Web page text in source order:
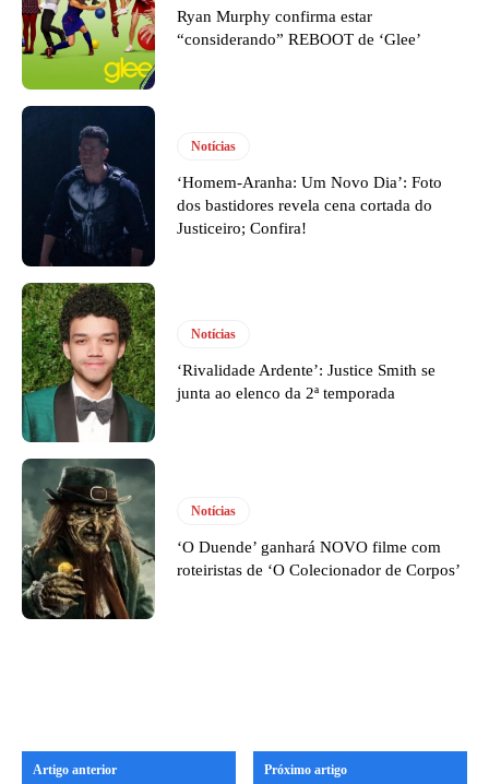
Ryan Murphy confirma estar
“considerando” REBOOT de ‘Glee’
Notícias
‘Homem-Aranha: Um Novo Dia’: Foto
dos bastidores revela cena cortada do
Justiceiro; Confira!
Notícias
‘Rivalidade Ardente’: Justice Smith se
junta ao elenco da 2ª temporada
Notícias
‘O Duende’ ganhará NOVO filme com
roteiristas de ‘O Colecionador de Corpos’
Artigo anterior Próximo artigo